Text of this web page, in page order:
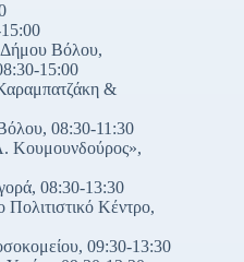
Βόλου,
15:00
&
08:30-11:30
Κουμουνδούρος»,
08:30-13:30
Κέντρο,
09:30-13:30